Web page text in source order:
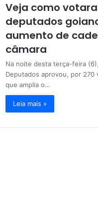
Veja como
deputados
aumento de
câmara
Na noite desta terça-feira
Deputados aprovou, por 270
que amplia o…
Leia mais »